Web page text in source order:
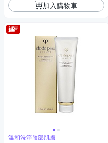
加入購物車
溫和洗淨臉部肌膚